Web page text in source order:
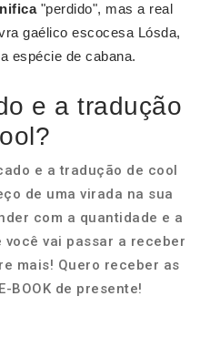
"perdido", mas a real
gaélico escocesa Lósda,
espécie de cabana.
e a tradução
e a tradução de cool
de uma virada na sua
com a quantidade e a
vai passar a receber
mais! Quero receber as
BOOK de presente!